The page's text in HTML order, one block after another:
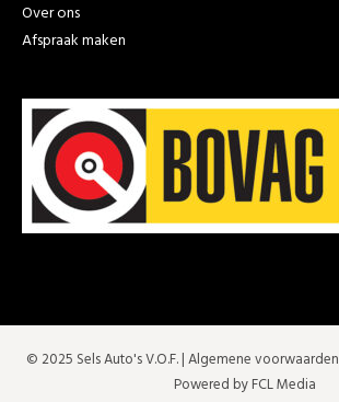
Over ons
Afspraak maken
© 2025 Sels Auto's V.O.F. |Algemene voorwaarden
Powered by FCL Media